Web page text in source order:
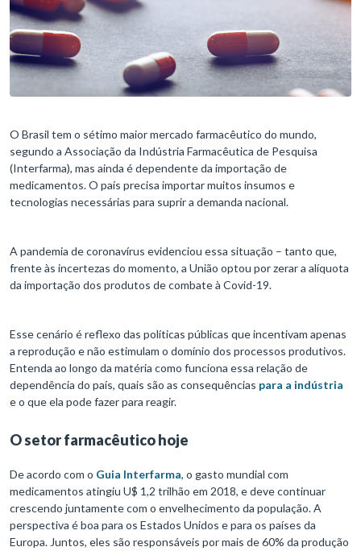
O Brasil tem o sétimo maior mercado farmacêutico do mundo,
segundo a Associação da Indústria Farmacêutica de Pesquisa
(Interfarma), mas ainda é dependente da importação de
medicamentos. O país precisa importar muitos insumos e
tecnologias necessárias para suprir a demanda nacional.
A pandemia de coronavírus evidenciou essa situação – tanto que,
frente às incertezas do momento, a União optou por zerar a alíquota
da importação dos produtos de combate à Covid-19.
Esse cenário é reflexo das políticas públicas que incentivam apenas
a reprodução e não estimulam o domínio dos processos produtivos.
Entenda ao longo da matéria como funciona essa relação de
dependência do país, quais são as consequências para a indústria
e o que ela pode fazer para reagir.
O setor farmacêutico hoje
De acordo com o Guia Interfarma, o gasto mundial com
medicamentos atingiu U$ 1,2 trilhão em 2018, e deve continuar
crescendo juntamente com o envelhecimento da população. A
perspectiva é boa para os Estados Unidos e para os países da
Europa. Juntos, eles são responsáveis por mais de 60% da produção